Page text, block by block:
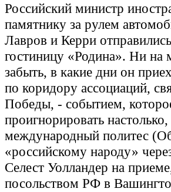
Российский министр
памятнику за рулем
Лавров и Керри
гостиницу «Родина». Ни на
забыть, в какие дни он
по коридору ассоциаций,
Победы, - событием,
проигнорировать
международный политес
«российскому народу»
Селест Уолландер на
посольством РФ в